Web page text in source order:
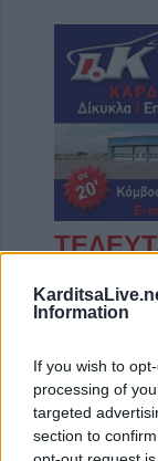
Information
If you wish to
processing of
targeted
section to
για την
2,3 εκατ.
φοιτητική
Θεσσαλίας
7 Αυγούστου